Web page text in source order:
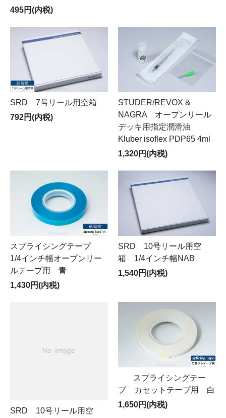
495円(内税)
SRD 7号リール用空箱
792円(内税)
STUDER/REVOX &
NAGRA オープンリール
デッキ用指定潤滑油
Kluber isoflex PDP65 4ml
1,320円(内税)
スプライシングテープ
1/4インチ幅オープンリー
ルテープ用 青
1,430円(内税)
SRD 10号リール用空
箱 1/4インチ幅NAB
1,540円(内税)
SRD 10号リール用空
スプライシングテー
プ カセットテープ用 白
1,650円(内税)